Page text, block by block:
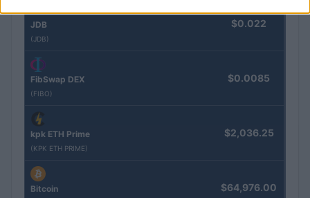
JDB
(JDB)
$0.022
FibSwap DEX
(FIBO)
$0.0085
kpk ETH Prime
(KPK ETH PRIME)
$2,036.25
Bitcoin $64,976.00